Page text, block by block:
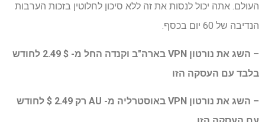
העולם. אתה יכול לנסות את זה ללא סיכון לחלוטין בזכות הערבות
הנדיבה של 60 יום בכסף.
– השג את נורטון VPN בארה"ב וקנדה החל מ- $ 2.49 לחודש
בלבד עם העסקה הזו
– השג את נורטון VPN באוסטרליה מ- AU רק 2.49 $ לחודש